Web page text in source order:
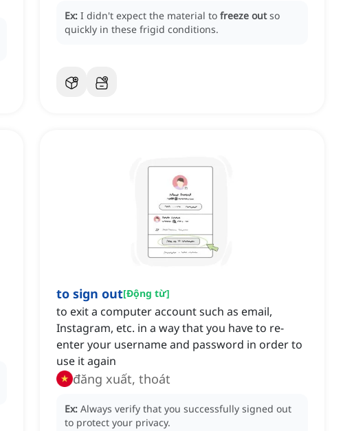
Ex: I didn't expect the material to freeze out so
quickly in these frigid conditions.
to sign out[Động từ]
to exit a computer account such as email,
Instagram, etc. in a way that you have to re-
enter your username and password in order to
use it again
đăng xuất, thoát
Ex: Always verify that you successfully signed out
to protect your privacy.